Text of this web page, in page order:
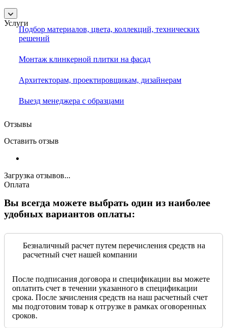
Услуги
Подбор материалов, цвета, коллекций, технических
решений
Монтаж клинкерной плитки на фасад
Архитекторам, проектировщикам, дизайнерам
Выезд менеджера с образцами
Отзывы
Оставить отзыв
Загрузка отзывов...
Оплата
Вы всегда можете выбрать один из наиболее
удобных вариантов оплаты:
Безналичный расчет путем перечисления средств на
расчетный счет нашей компании
После подписания договора и спецификации вы можете
оплатить счет в течении указанного в спецификации
срока. После зачисления средств на наш расчетный счет
мы подготовим товар к отгрузке в рамках оговоренных
сроков.